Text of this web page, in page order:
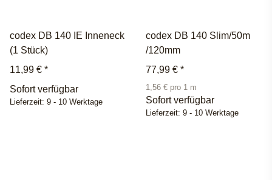
codex DB 140 IE Inneneck
(1 Stück)
11,99 € *
Sofort verfügbar
Lieferzeit: 9 - 10 Werktage
codex DB 140 Slim/50m
/120mm
77,99 € *
1,56 € pro 1 m
Sofort verfügbar
Lieferzeit: 9 - 10 Werktage